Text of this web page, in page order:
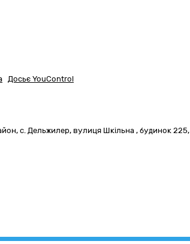
Досьє YouControl
с. Дельжилер, вулиця Шкільна , будинок 225,